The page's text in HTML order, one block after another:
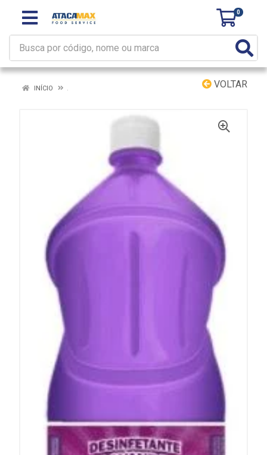
0
VOLTAR
INÍCIO .